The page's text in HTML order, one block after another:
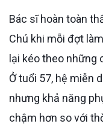
Bác sĩ hoàn toàn thấu hiểu sự khó chịu và lo lắng của
Chú khi mỗi đợt
lại kéo theo những
Ở tuổi 57, hệ miễn
nhưng khả năng
chậm hơn so với